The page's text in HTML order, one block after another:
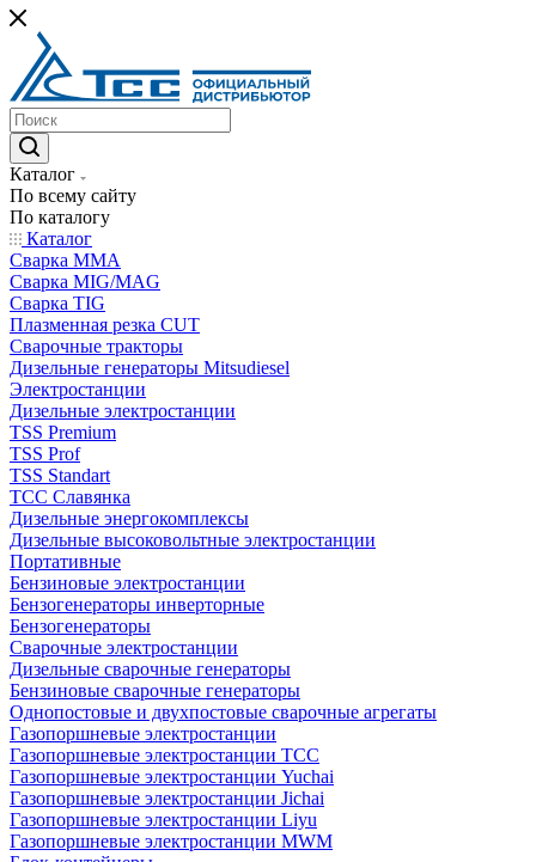
Каталог
По всему сайту
По каталогу
Каталог
Сварка MMA
Сварка MIG/MAG
Сварка TIG
Плазменная резка CUT
Сварочные тракторы
Дизельные генераторы Mitsudiesel
Электростанции
Дизельные электростанции
TSS Premium
TSS Prof
TSS Standart
ТСС Славянка
Дизельные энергокомплексы
Дизельные высоковольтные электростанции
Портативные
Бензиновые электростанции
Бензогенераторы инверторные
Бензогенераторы
Сварочные электростанции
Дизельные сварочные генераторы
Бензиновые сварочные генераторы
Однопостовые и двухпостовые сварочные агрегаты
Газопоршневые электростанции
Газопоршневые электростанции ТСС
Газопоршневые электростанции Yuchai
Газопоршневые электростанции Jichai
Газопоршневые электростанции Liyu
Газопоршневые электростанции MWM